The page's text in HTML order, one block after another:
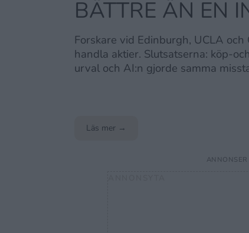
BÄTTRE ÄN EN
Forskare vid Edinburgh, UCLA
handla aktier. Slutsatserna: köp-
urval och AI:n gjorde samma
Läs mer →